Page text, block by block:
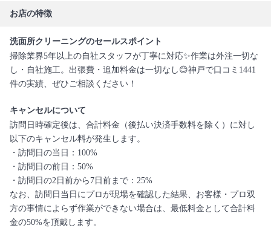
お店の特徴
洗面所クリーニングのセールスポイント
掃除業界5年以上の自社スタッフが丁寧に対応✨作業は外注一切な
し・自社施工。出張費・追加料金は一切なし😊神戸で口コミ1441
件の実績、ぜひご相談ください！
キャンセルについて
訪問日時確定後は、合計料金（後払い決済手数料を除く）に対し
以下のキャンセル料が発生します。
・訪問日の当日：100%
・訪問日の前日：50%
・訪問日の2日前から7日前まで：25%
なお、訪問日当日にプロが現場を確認した結果、お客様・プロ双
方の事情によらず作業ができない場合は、最低料金として合計料
金の50%を頂戴します。